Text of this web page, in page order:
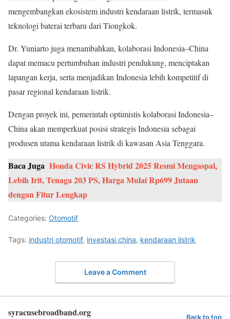
mengembangkan ekosistem industri kendaraan listrik, termasuk
teknologi baterai terbaru dari Tiongkok.
Dr. Yuniarto juga menambahkan, kolaborasi Indonesia–China
dapat memacu pertumbuhan industri pendukung, menciptakan
lapangan kerja, serta menjadikan Indonesia lebih kompetitif di
pasar regional kendaraan listrik.
Dengan proyek ini, pemerintah optimistis kolaborasi Indonesia–
China akan memperkuat posisi strategis Indonesia sebagai
produsen utama kendaraan listrik di kawasan Asia Tenggara.
Baca Juga Honda Civic RS Hybrid 2025 Resmi Mengaspal,
Lebih Irit, Tenaga 203 PS, Harga Mulai Rp699 Jutaan
dengan Fitur Lengkap
Categories: Otomotif
Tags: industri otomotif, investasi china, kendaraan listrik
Leave a Comment
syracusebroadband.org Back to top